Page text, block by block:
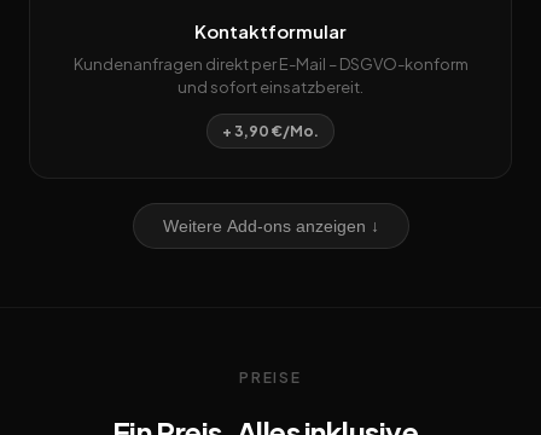
Kontaktformular
Kundenanfragen direkt per E-Mail – DSGVO-konform
und sofort einsatzbereit.
+ 3,90 €/Mo.
Weitere Add-ons anzeigen ↓
PREISE